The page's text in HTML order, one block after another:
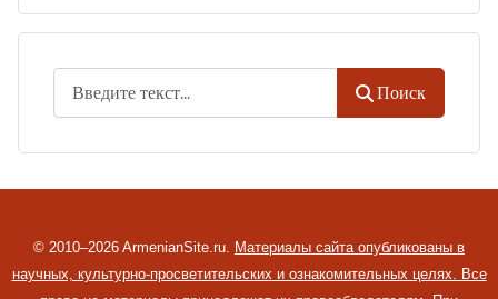
Поиск
© 2010–2026 ArmenianSite.ru. Материалы сайта опубликованы в
научных, культурно-просветительских и ознакомительных целях. Все